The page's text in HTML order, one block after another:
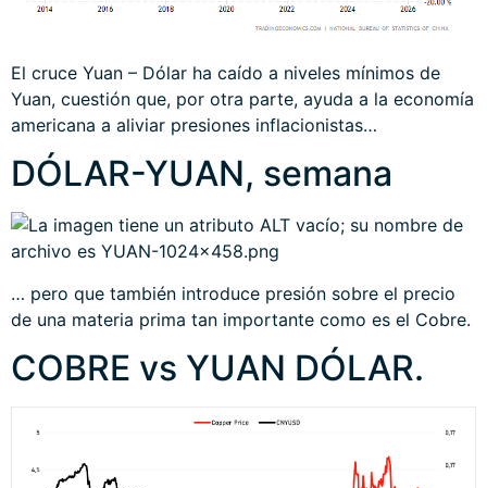
El cruce Yuan – Dólar ha caído a niveles mínimos de
Yuan, cuestión que, por otra parte, ayuda a la economía
americana a aliviar presiones inflacionistas…
DÓLAR-YUAN, semana
… pero que también introduce presión sobre el precio
de una materia prima tan importante como es el Cobre.
COBRE vs YUAN DÓLAR.